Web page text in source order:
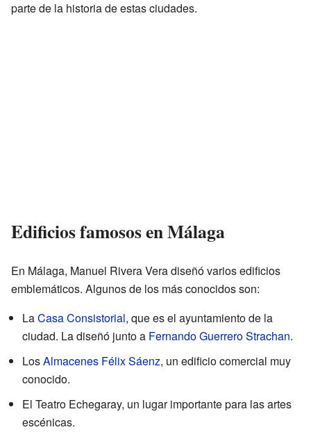
parte de la historia de estas ciudades.
Edificios famosos en Málaga
En Málaga, Manuel Rivera Vera diseñó varios edificios
emblemáticos. Algunos de los más conocidos son:
LaCasa Consistorial, que es el ayuntamiento de la
ciudad. La diseñó junto a Fernando Guerrero Strachan.
LosAlmacenes Félix Sáenz, un edificio comercial muy
conocido.
El Teatro Echegaray, un lugar importante para las artes
escénicas.